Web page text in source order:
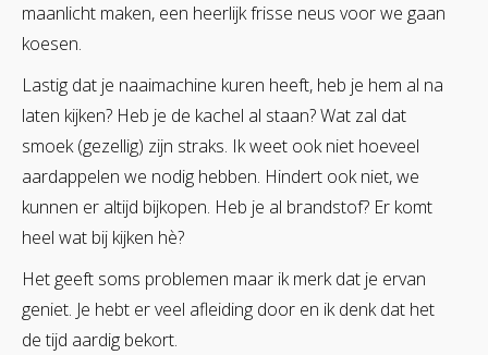
maanlicht maken, een heerlijk frisse neus voor we gaan
koesen.
Lastig dat je naaimachine kuren heeft, heb je hem al na
laten kijken? Heb je de kachel al staan? Wat zal dat
smoek (gezellig) zijn straks. Ik weet ook niet hoeveel
aardappelen we nodig hebben. Hindert ook niet, we
kunnen er altijd bijkopen. Heb je al brandstof? Er komt
heel wat bij kijken hè?
Het geeft soms problemen maar ik merk dat je ervan
geniet. Je hebt er veel afleiding door en ik denk dat het
de tijd aardig bekort.